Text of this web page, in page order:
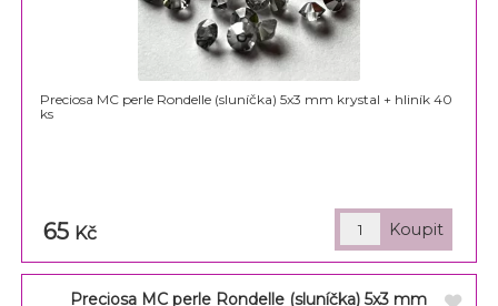
Preciosa MC perle Rondelle (sluníčka) 5x3 mm krystal + hliník 40
ks
65 Kč
Preciosa MC perle Rondelle (sluníčka) 5x3 mm